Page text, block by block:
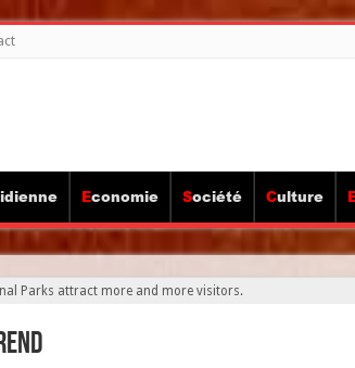
Economie Société Culture
Parks attract more and more visitors.